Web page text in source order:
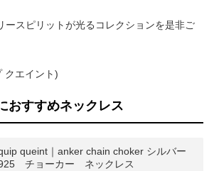
ースピリットが光るコレクションを是非ご
クエイント)
おすすめネックレス
queint｜anker chain choker シルバー
チョーカー ネックレス